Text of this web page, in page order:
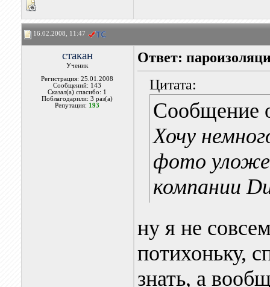
16.02.2008, 11:47
стакан
Ученик
Регистрация: 25.01.2008
Сообщений: 143
Сказал(а) спасибо: 1
Поблагодарили: 3 раз(а)
Репутация: 193
Ответ:
Цитата:
Сообщение
Хочу
фото
компании
ну я не
потихоньку,
знать, а